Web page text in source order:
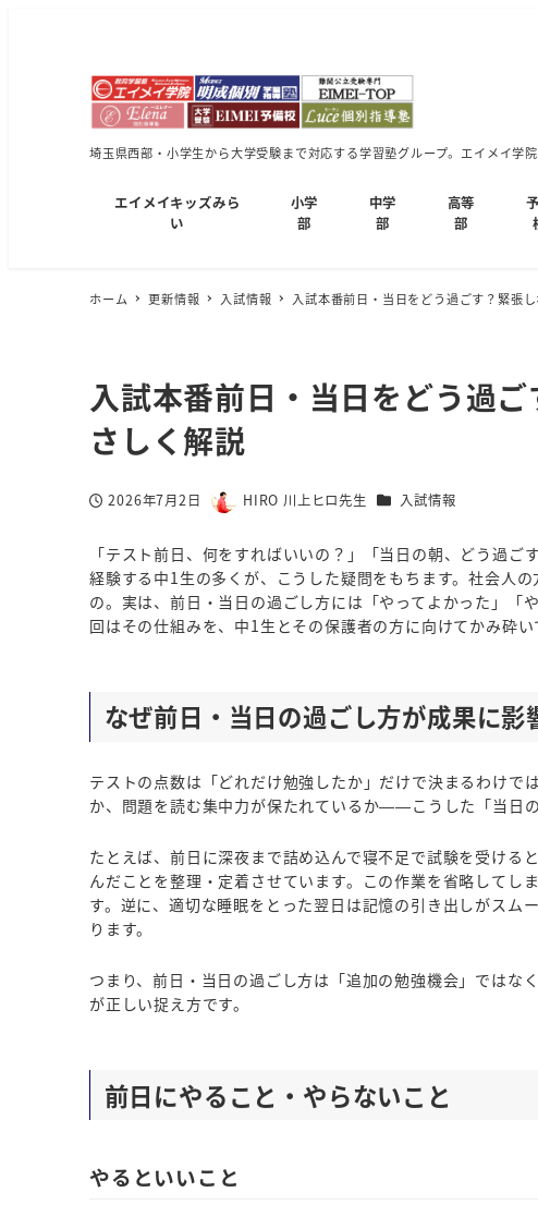
埼玉県西部・小学生から大学受験まで対応する学習塾グループ。エイメイ学
エイメイキッズみら
い
小学
部
中学
部
高等
部
ホーム 更新情報 入試情報 入試本番前日・当日をどう過ごす？緊張
入試本番前日・当日をどう過
さしく解説
投稿日2026年7月2日
著
HIRO 川上ヒロ先生 カテゴリー
入試情報
「テスト前日、何をすればいいの？」「当日の朝、どう過
経験する中1生の多くが、こうした疑問をもちます。社会人
の。実は、前日・当日の過ごし方には「やってよかった」「
回はその仕組みを、中1生とその保護者の方に向けてかみ砕い
なぜ前日・当日の過ごし方が成果に影
テストの点数は「どれだけ勉強したか」だけで決まるわけ
か、問題を読む集中力が保たれているか——こうした「当日
たとえば、前日に深夜まで詰め込んで寝不足で試験を受ける
んだことを整理・定着させています。この作業を省略してし
す。逆に、適切な睡眠をとった翌日は記憶の引き出しがスム
ります。
つまり、前日・当日の過ごし方は「追加の勉強機会」ではな
が正しい捉え方です。
前日にやること・やらないこと
やるといいこと